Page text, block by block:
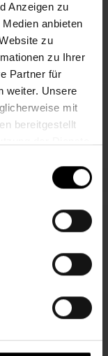
Anzeigen zu
anbieten
zu
zu Ihrer
Partner für
weiter. Unsere
mit
bereitgestellt